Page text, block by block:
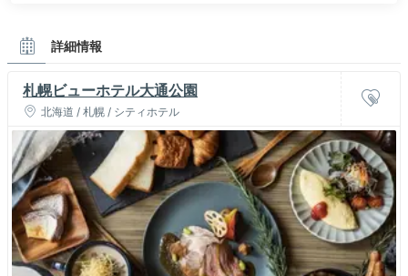
詳細情報
札幌ビューホテル大通公園
北海道 / 札幌 / シティホテル